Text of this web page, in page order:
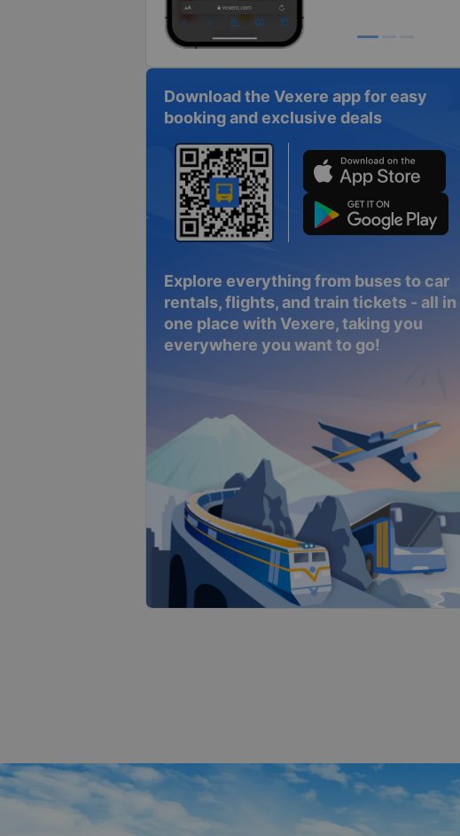
Download the Vexere app for easy
booking and exclusive deals
Explore everything from buses to car
rentals, flights, and train tickets - all in
one place with Vexere, taking you
everywhere you want to go!